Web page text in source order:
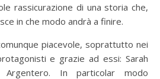
rassicurazione di una storia che,
in che modo andrà a finire.
piacevole, soprattutto nei
e grazie ad essi: Sarah
Argentero. In particolar modo